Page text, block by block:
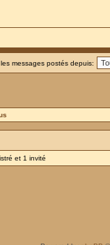
messages postés depuis:
et 1 invité